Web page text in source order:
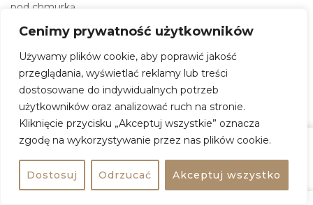
Cenimy prywatność użytkowników
Używamy plików cookie, aby poprawić jakość
przeglądania, wyświetlać reklamy lub treści
dostosowane do indywidualnych potrzeb
użytkowników oraz analizować ruch na stronie.
Kliknięcie przycisku „Akceptuj wszystkie” oznacza
zgodę na wykorzystywanie przez nas plików cookie.
Dostosuj Odrzucać Akceptuj wszystko
pod chmurką.
Selekcja tytułów to gratka dla
klimatów. Festiwalowe
perełki, odważne kino
niezależne i hollywoodzkie
blockbustery. Możesz tu
liczyć na hity, takie jak
„Substancja” i „Gladiator”,
„Praktykant”, dramaty –
Zasugeruj Zobacz na mapie Udostępnij